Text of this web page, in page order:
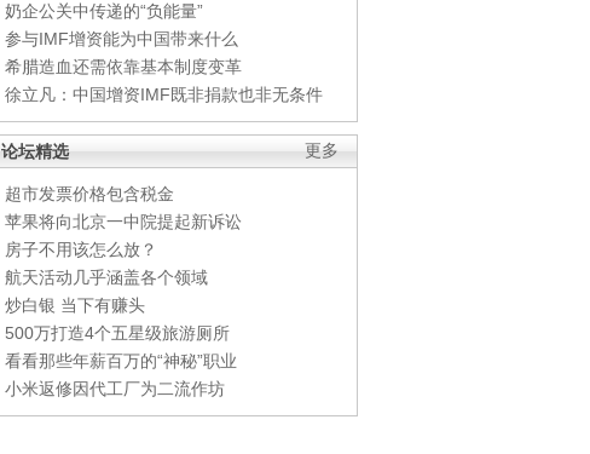
奶企公关中传递的“负能量”
参与IMF增资能为中国带来什么
希腊造血还需依靠基本制度变革
徐立凡：中国增资IMF既非捐款也非无条件
更多
论坛精选
超市发票价格包含税金
苹果将向北京一中院提起新诉讼
房子不用该怎么放？
航天活动几乎涵盖各个领域
炒白银 当下有赚头
500万打造4个五星级旅游厕所
看看那些年薪百万的“神秘”职业
小米返修因代工厂为二流作坊